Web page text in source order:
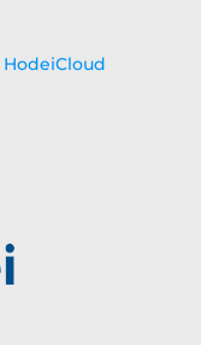
HodeiCloud